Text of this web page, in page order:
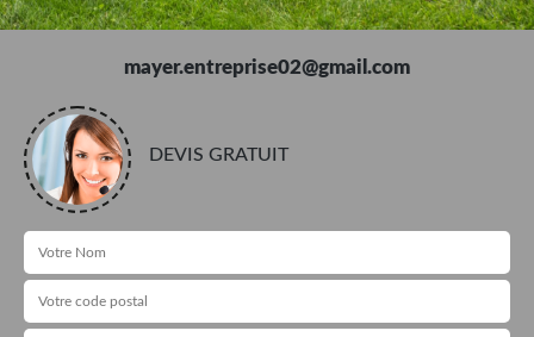
mayer.entreprise02@gmail.com
DEVIS GRATUIT